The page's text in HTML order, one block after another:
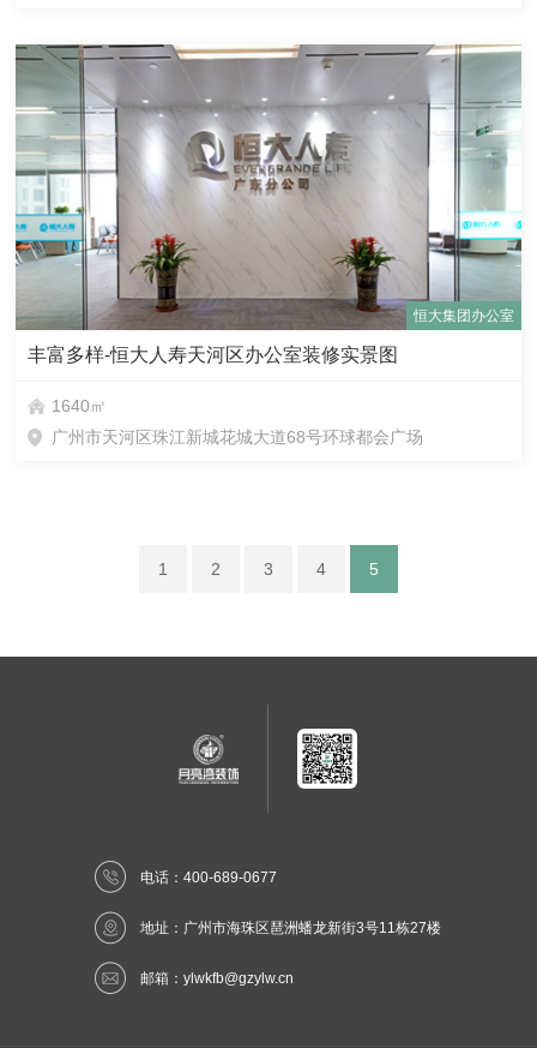
恒大集团办公室
丰富多样-恒大人寿天河区办公室装修实景图
1640㎡
广州市天河区珠江新城花城大道68号环球都会广场
1 2 3 4 5
电话：400-689-0677
地址：广州市海珠区琶洲蟠龙新街3号11栋27楼
邮箱：ylwkfb@gzylw.cn